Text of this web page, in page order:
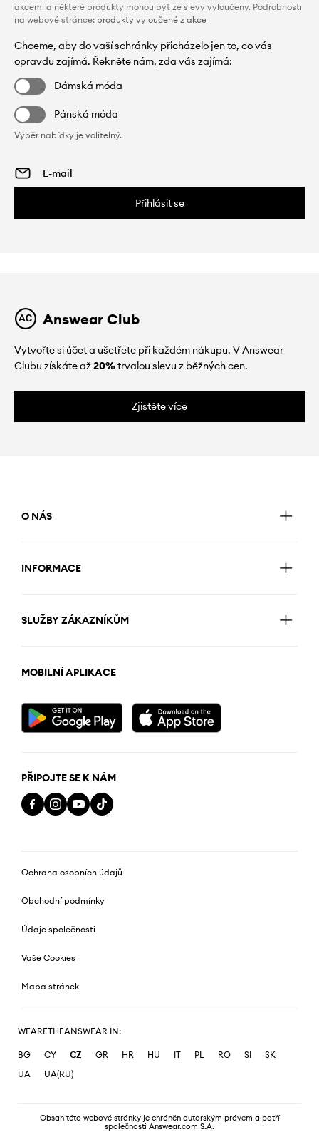
akcemi a některé produkty mohou být ze slevy vyloučeny. Podrobnosti
na webové stránce: produkty vyloučené z akce
Chceme, aby do vaší schránky přicházelo jen to, co vás
opravdu zajímá. Řekněte nám, zda vás zajímá:
Dámská móda
Pánská móda
Výběr nabídky je volitelný.
Přihlásit se
Answear Club
Vytvořte si účet a ušetřete při každém nákupu. V Answear
Clubu získáte až20%trvalou slevu z běžných cen.
Zjistěte více
O NÁS
INFORMACE
SLUŽBY ZÁKAZNÍKŮM
MOBILNÍ APLIKACE
PŘIPOJTE SE K NÁM
Ochrana osobních údajů
Obchodní podmínky
Údaje společnosti
Vaše Cookies
Mapa stránek
WEARETHEANSWEAR IN:
BG CY CZ GR HR HU IT PL RO SI
SK
UA
UA(RU)
Obsah této webové stránky je chráněn autorským právem a patří
společnosti Answear.com S.A.